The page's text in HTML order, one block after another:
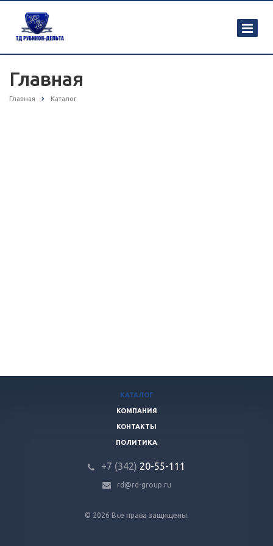
Главная
Главная Каталог
© 2026 Все права защищены.
КАТАЛОГ
КОМПАНИЯ
КОНТАКТЫ
ПОЛИТИКА
+7 (342) 20-55-111
rd@rd-group.ru